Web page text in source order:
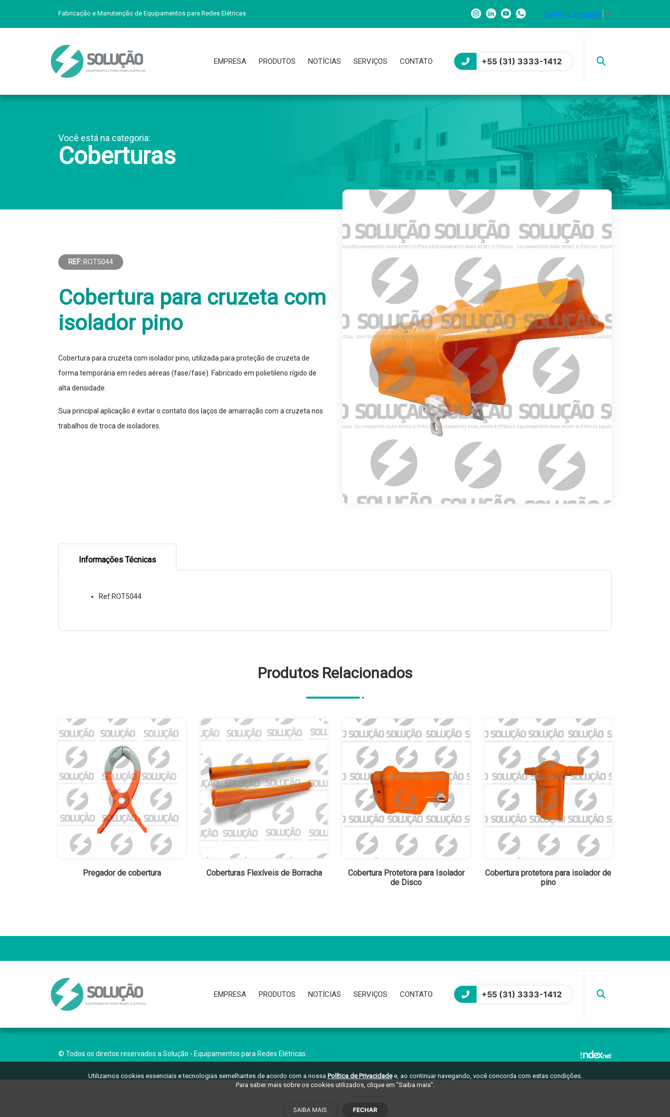
Fabricação e Manutenção de Equipamentos para Redes Elétricas Select Language ▼
EMPRESA PRODUTOS NOTÍCIAS SERVIÇOS CONTATO +55 (31) 3333-1412
Você está na categoria:
Coberturas
REF: ROT5044
Cobertura para cruzeta com
isolador pino
Cobertura para cruzeta com isolador pino, utilizada para proteção de cruzeta de
forma temporária em redes aéreas (fase/fase). Fabricado em polietileno rígido de
alta densidade.
Sua principal aplicação é evitar o contato dos laços de amarração com a cruzeta nos
trabalhos de troca de isoladores.
Informações Técnicas
Ref:ROT5044
Produtos Relacionados
Pregador de cobertura Coberturas Flexíveis de Borracha
Cobertura Protetora para Isolador
de Disco
Cobertura protetora para isolador de
pino
EMPRESA PRODUTOS NOTÍCIAS SERVIÇOS CONTATO +55 (31) 3333-1412
© Todos os direitos reservados a Solução - Equipamentos para Redes Elétricas.
Utilizamos cookies essenciais e tecnologias semelhantes de acordo com a nossa Política de Privacidadee, ao continuar navegando, você concorda com estas condições.
Para saber mais sobre os cookies utilizados, clique em "Saiba mais".
SAIBA MAIS FECHAR